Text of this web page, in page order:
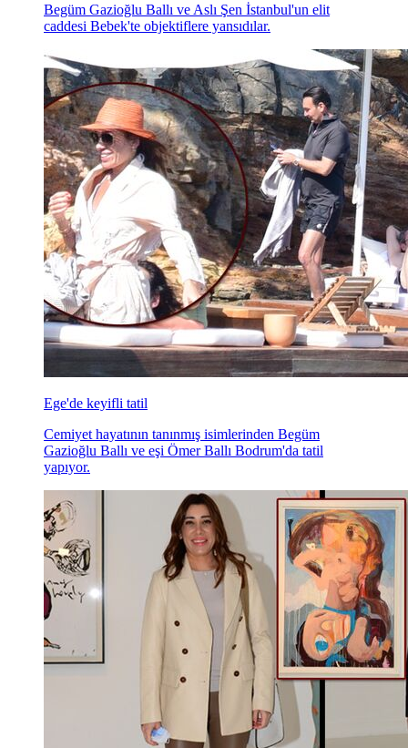
Begüm Gazioğlu Ballı ve Aslı Şen İstanbul'un elit
caddesi Bebek'te objektiflere yansıdılar.
Ege'de keyifli tatil
Cemiyet hayatının tanınmış isimlerinden Begüm
Gazioğlu Ballı ve eşi Ömer Ballı Bodrum'da tatil
yapıyor.